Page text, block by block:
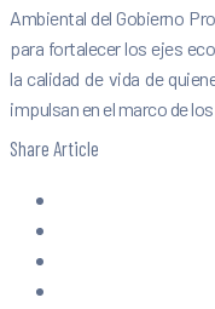
Ambiental del Gobierno
para fortalecer los ejes
la calidad de vida de
impulsan en el marco de
Share Article